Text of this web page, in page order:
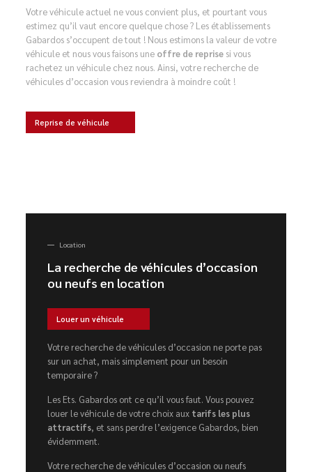
Votre véhicule actuel ne vous convient plus, et pourtant vous
estimez qu’il vaut encore quelque chose ? Les établissements
Gabardos s’occupent de tout ! Nous estimons la valeur de votre
véhicule et nous vous faisons une offre de reprise si vous
rachetez un véhicule chez nous. Ainsi, votre recherche de
véhicules d’occasion vous reviendra à moindre coût !
Reprise de véhicule
Location
La recherche de véhicules d’occasion
ou neufs en location
Louer un véhicule
Votre recherche de véhicules d’occasion ne porte pas
sur un achat, mais simplement pour un besoin
temporaire ?
Les Ets. Gabardos ont ce qu’il vous faut. Vous pouvez
louer le véhicule de votre choix aux tarifs les plus
attractifs, et sans perdre l’exigence Gabardos, bien
évidemment.
Votre recherche de véhicules d’occasion ou neufs